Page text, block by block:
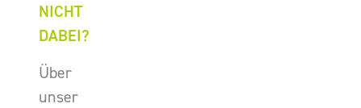
NICHT
DABEI?
Über
unser